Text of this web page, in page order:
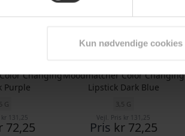
Kun nødvendige cookies
Changing
Purple
G
kr 131,25
72,25
Moodmatcher Color Changing
Lipstick Dark Blue
3,5 G
Vejl. Pris kr 131,25
Pris kr 72,25